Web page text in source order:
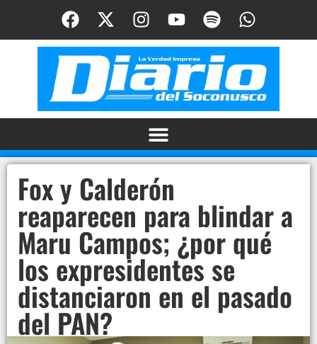
Fox y Calderón
reaparecen para blindar a
Maru Campos; ¿por qué
los expresidentes se
distanciaron en el pasado
del PAN?